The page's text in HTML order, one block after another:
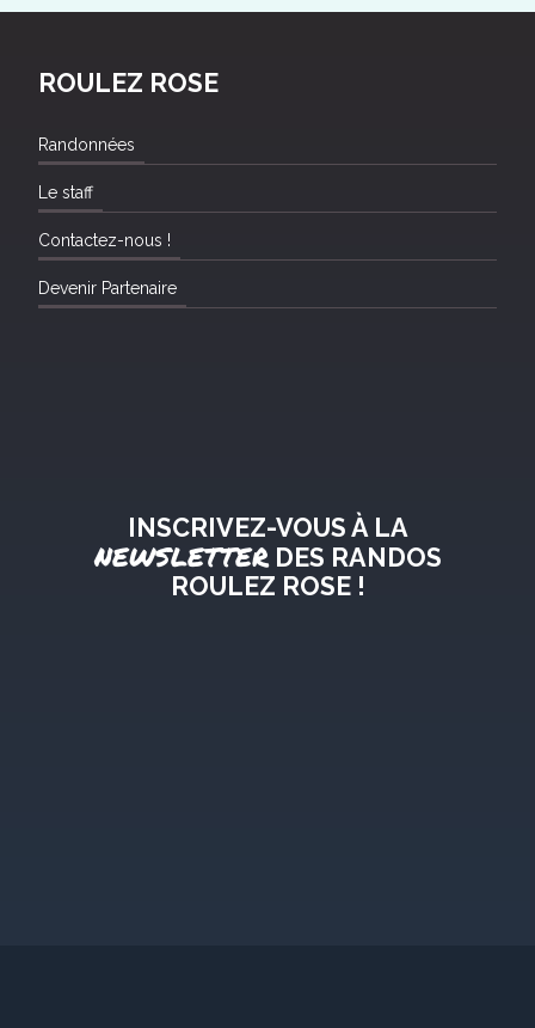
ROULEZ ROSE
Randonnées
Le staff
Contactez-nous !
Devenir Partenaire
INSCRIVEZ-VOUS À LA
NEWSLETTERDES RANDOS
ROULEZ ROSE !